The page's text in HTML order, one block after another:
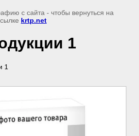
с сайта - чтобы вернуться на
krtp.net
1
1